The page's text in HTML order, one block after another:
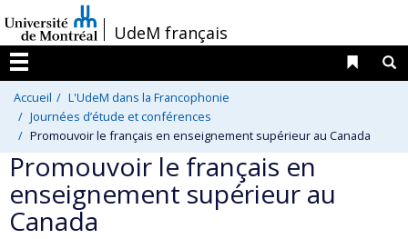
au
contenu
/UdeM français
Menu
Liens
Accueil
L'UdeM dans la Francophonie
Journées d’étude et conférences
Promouvoir le français en enseignement supérieur au Canada
Promouvoir le français en
enseignement supérieur au
Canada